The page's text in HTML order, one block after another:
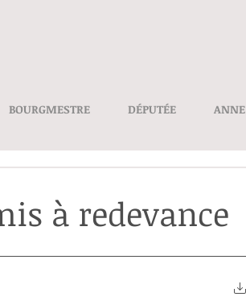
BOURGMESTRE DÉPUTÉE ANNE
à redevance